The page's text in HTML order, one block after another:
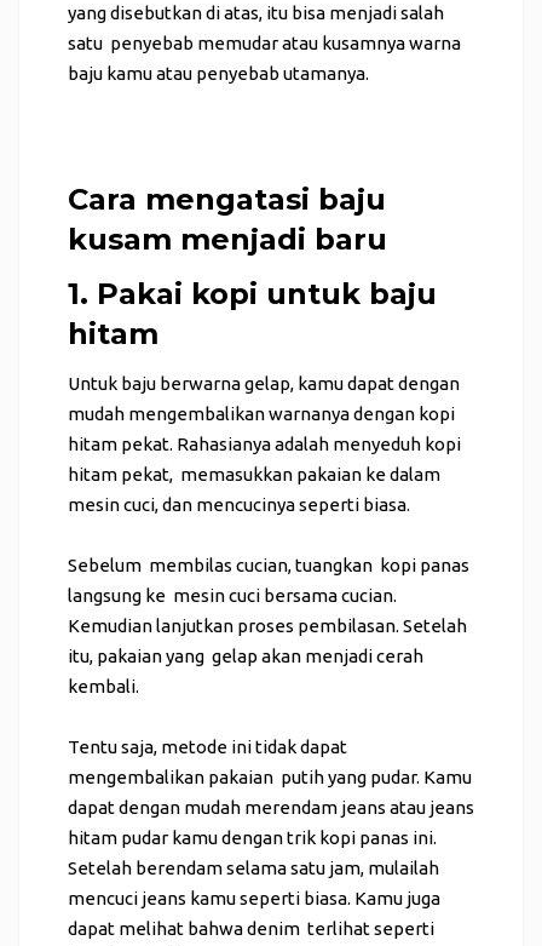
yang disebutkan di atas, itu bisa menjadi salah
satu penyebab memudar atau kusamnya warna
baju kamu atau penyebab utamanya.
Cara mengatasi baju
kusam menjadi baru
1. Pakai kopi untuk baju
hitam
Untuk baju berwarna gelap, kamu dapat dengan
mudah mengembalikan warnanya dengan kopi
hitam pekat. Rahasianya adalah menyeduh kopi
hitam pekat, memasukkan pakaian ke dalam
mesin cuci, dan mencucinya seperti biasa.
Sebelum membilas cucian, tuangkan kopi panas
langsung ke mesin cuci bersama cucian.
Kemudian lanjutkan proses pembilasan. Setelah
itu, pakaian yang gelap akan menjadi cerah
kembali.
Tentu saja, metode ini tidak dapat
mengembalikan pakaian putih yang pudar. Kamu
dapat dengan mudah merendam jeans atau jeans
hitam pudar kamu dengan trik kopi panas ini.
Setelah berendam selama satu jam, mulailah
mencuci jeans kamu seperti biasa. Kamu juga
dapat melihat bahwa denim terlihat seperti